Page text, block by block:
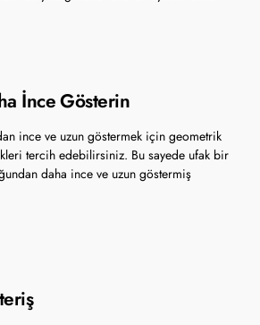
İnce Gösterin
ince ve uzun göstermek için geometrik
tercih edebilirsiniz. Bu sayede ufak bir
daha ince ve uzun göstermiş